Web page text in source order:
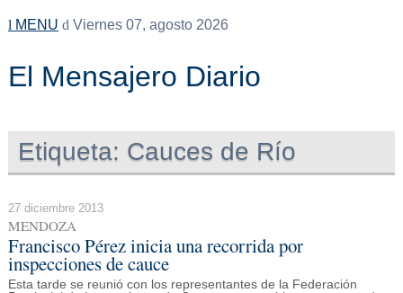
MENU Viernes 07, agosto 2026
El Mensajero Diario
Etiqueta: Cauces de Río
27 diciembre 2013
MENDOZA
Francisco Pérez inicia una recorrida por
inspecciones de cauce
Esta tarde se reunió con los representantes de la Federación